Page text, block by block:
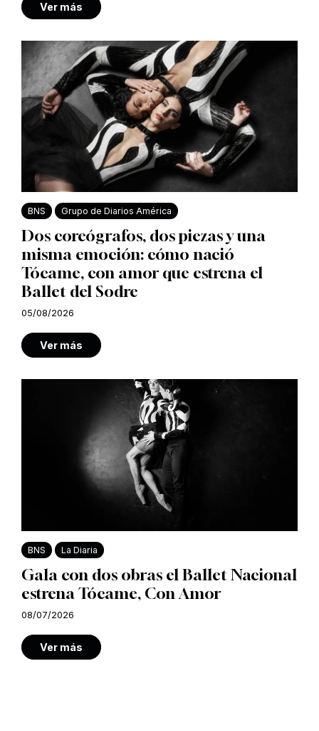
Ver más
BNS Grupo de Diarios América
Dos coreógrafos, dos piezas y una
misma emoción: cómo nació
Tócame, con amor que estrena el
Ballet del Sodre
05/08/2026
Ver más
BNS La Diaria
Gala con dos obras el Ballet Nacional
estrena Tócame, Con Amor
08/07/2026
Ver más